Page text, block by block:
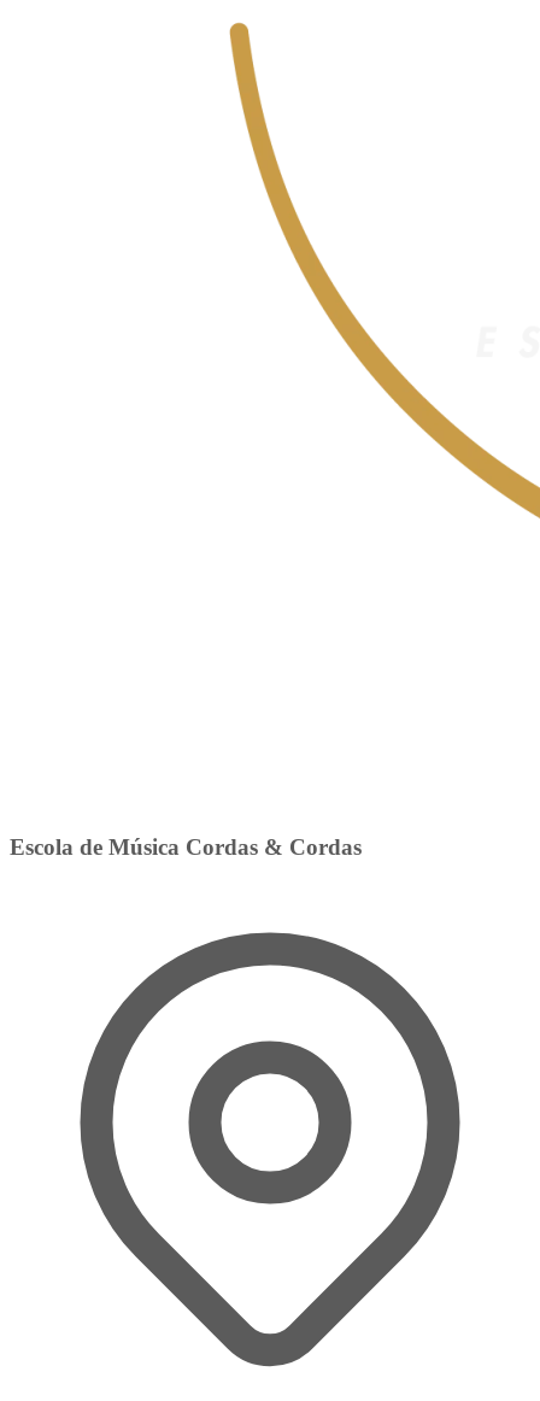
Escola de Música Cordas & Cordas